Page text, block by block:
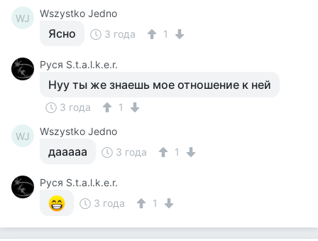
WJ Wszystko Jedno
Ясно 3 года 1
Руся S.t.a.l.k.e.r.
Нуу ты же знаешь мое отношение к ней
3 года 1
WJ Wszystko Jedno
дааааа 3 года 1
Руся S.t.a.l.k.e.r.
3 года
1